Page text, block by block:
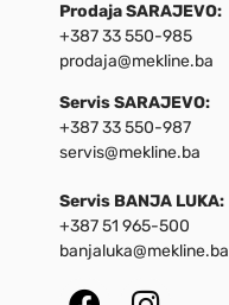
Prodaja SARAJEVO:
+387 33 550-985
prodaja@mekline.ba
Servis SARAJEVO:
+387 33 550-987
servis@mekline.ba
Servis BANJA LUKA:
+387 51 965-500
banjaluka@mekline.ba